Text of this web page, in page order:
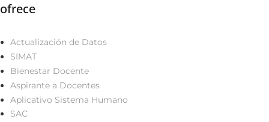
ofrece
Actualización de Datos
SIMAT
Bienestar Docente
Aspirante a Docentes
Aplicativo Sistema Humano
SAC